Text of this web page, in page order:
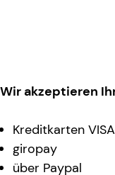
Wir akzeptieren
Kreditkarten
giropay
über Paypal